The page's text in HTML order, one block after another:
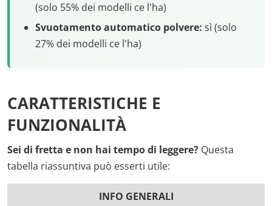
(solo 55% dei modelli ce l'ha)
Svuotamento automatico polvere: sì (solo
27% dei modelli ce l'ha)
CARATTERISTICHE E
FUNZIONALITÀ
Sei di fretta e non hai tempo di leggere? Questa
tabella riassuntiva può esserti utile:
INFO GENERALI